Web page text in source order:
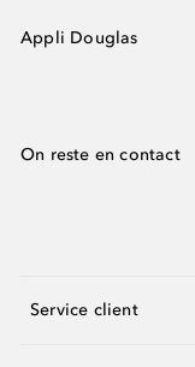
Appli Douglas
On reste en contact
Service client